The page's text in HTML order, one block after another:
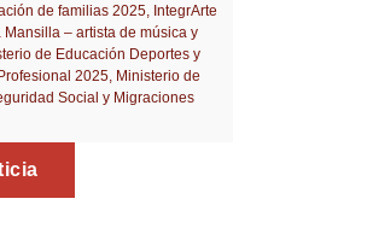
de familias 2025, IntegrArte
Mansilla – artista de música y
de Educación Deportes y
2025, Ministerio de
Social y Migraciones